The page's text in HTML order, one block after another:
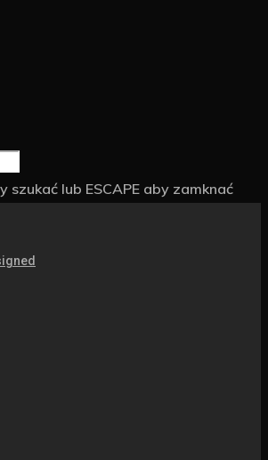
szukać lub ESCAPE aby zamknać